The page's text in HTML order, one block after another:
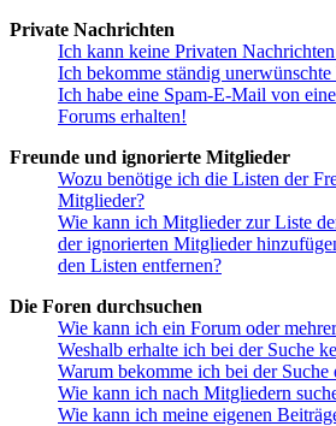
Private Nachrichten
Ich kann keine Privaten
Ich bekomme ständig
Ich habe eine Spam-E-Mail von
Forums erhalten!
Freunde und ignorierte Mitglieder
Wozu benötige ich die Listen der
Mitglieder?
Wie kann ich Mitglieder zur Liste
der ignorierten Mitglieder
den Listen entfernen?
Die Foren durchsuchen
Wie kann ich ein Forum oder
Weshalb erhalte ich bei der Suche
Warum bekomme ich bei der Suche
Wie kann ich nach Mitgliedern
Wie kann ich meine eigenen